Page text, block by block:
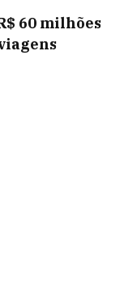
60 milhões